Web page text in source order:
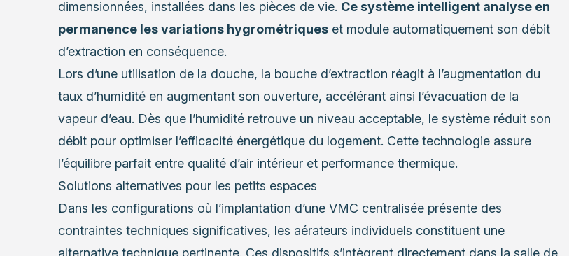
dimensionnées, installées dans les pièces de vie. Ce système intelligent analyse en
permanence les variations hygrométriqueset module automatiquement son débit
d’extraction en conséquence.
Lors d’une utilisation de la douche, la bouche d’extraction réagit à l’augmentation du
taux d’humidité en augmentant son ouverture, accélérant ainsi l’évacuation de la
vapeur d’eau. Dès que l’humidité retrouve un niveau acceptable, le système réduit son
débit pour optimiser l’efficacité énergétique du logement. Cette technologie assure
l’équilibre parfait entre qualité d’air intérieur et performance thermique.
Solutions alternatives pour les petits espaces
Dans les configurations où l’implantation d’une VMC centralisée présente des
contraintes techniques significatives, les aérateurs individuels constituent une
alternative technique pertinente. Ces dispositifs s’intègrent directement dans la salle de